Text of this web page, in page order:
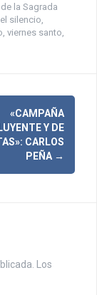
la Sagrada
silencio,
, viernes santo,
«CAMPAÑA
Y DE
CARLOS
PEÑA →
Los